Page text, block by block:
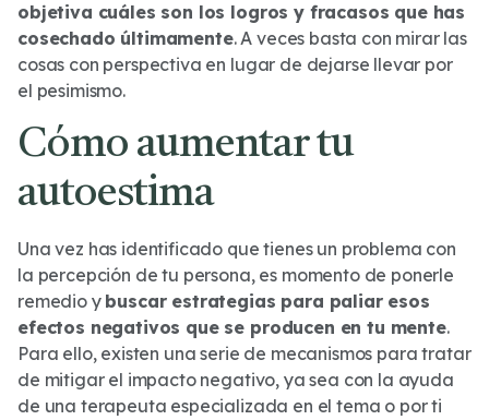
objetiva cuáles son los logros y fracasos que has
cosechado últimamente. A veces basta con mirar las
cosas con perspectiva en lugar de dejarse llevar por
el pesimismo.
Cómo aumentar tu
autoestima
Una vez has identificado que tienes un problema con
la percepción de tu persona, es momento de ponerle
remedio y buscar estrategias para paliar esos
efectos negativos que se producen en tu mente.
Para ello, existen una serie de mecanismos para tratar
de mitigar el impacto negativo, ya sea con la ayuda
de una terapeuta especializada en el tema o por ti